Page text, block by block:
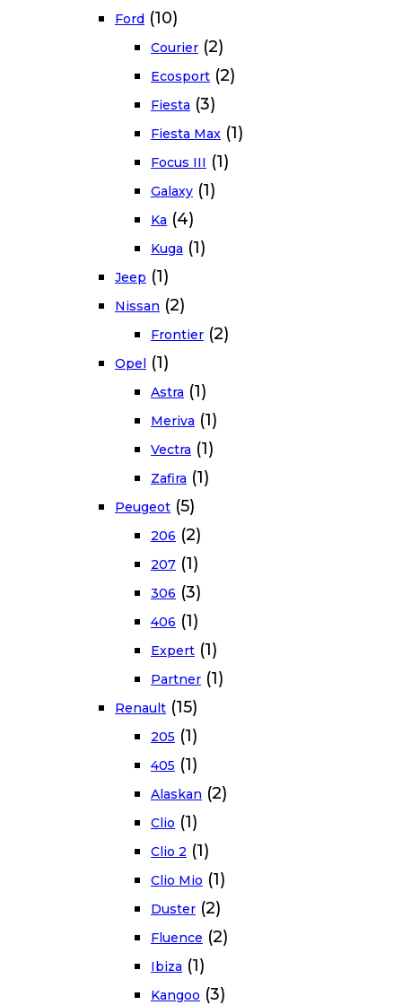
Ford (10)
Courier (2)
Ecosport (2)
Fiesta (3)
Fiesta Max (1)
Focus III (1)
Galaxy (1)
Ka (4)
Kuga (1)
Jeep (1)
Nissan (2)
Frontier (2)
Opel (1)
Astra (1)
Meriva (1)
Vectra (1)
Zafira (1)
Peugeot (5)
206 (2)
207 (1)
306 (3)
406 (1)
Expert (1)
Partner (1)
Renault (15)
205 (1)
405 (1)
Alaskan (2)
Clio (1)
Clio 2 (1)
Clio Mio (1)
Duster (2)
Fluence (2)
Ibiza (1)
Kangoo (3)